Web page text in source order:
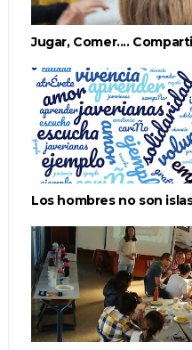
Jugar, Comer....
Los hombres no son